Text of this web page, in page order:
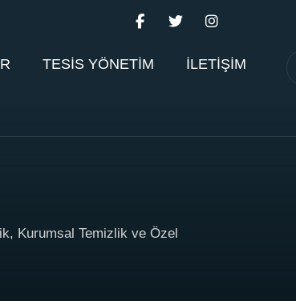
TESİS YÖNETİM İLETİŞİM
Kurumsal Temizlik ve Özel